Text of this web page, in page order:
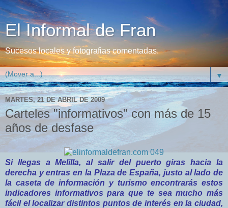
El Informal de Fran
Sucesos locales y fotografias comentadas.
▼
MARTES, 21 DE ABRIL DE 2009
Carteles "informativos" con más de 15
años de desfase
Si llegas a Melilla, al salir del puerto giras hacia la
derecha y entras en la Plaza de España, justo al lado de
la caseta de información y turismo encontrarás estos
indicadores informativos para que te sea mucho más
fácil el localizar distintos puntos de interés en la ciudad,